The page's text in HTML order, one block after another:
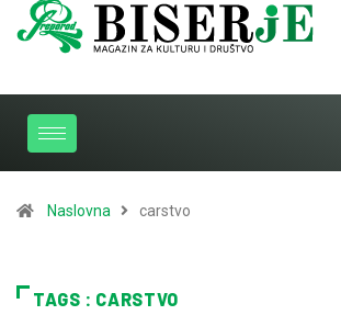
Naslovna carstvo
TAGS : CARSTVO